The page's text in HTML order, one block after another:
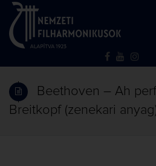
Beethoven – Ah
Breitkopf (zenekari